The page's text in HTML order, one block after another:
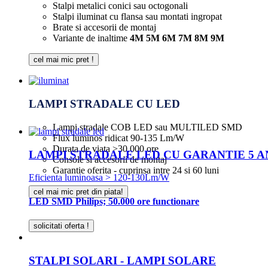
Stalpi metalici conici sau octogonali
Stalpi iluminat cu flansa sau montati ingropat
Brate si accesorii de montaj
Variante de inaltime 4M 5M 6M 7M 8M 9M
cel mai mic pret !
LAMPI STRADALE CU LED
Lampi stradale COB LED sau MULTILED SMD
Flux luminos ridicat 90-135 Lm/W
Durata de viata >30.000 ore
Console si accesorii de montaj
Garantie oferita - cuprinsa intre 24 si 60 luni
cel mai mic pret din piata!
LAMPI STRADALE LED CU GARANTIE 5
Eficienta luminoasa > 120-130Lm/W
LED SMD Philips; 50.000 ore functionare
solicitati oferta !
STALPI SOLARI - LAMPI SOLARE